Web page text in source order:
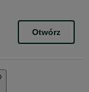
Otwórz